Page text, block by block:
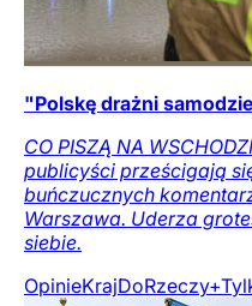
"Polskę drażni
CO PISZĄ NA
publicyści prześcigają
buńczucznych
Warszawa. Uderza
siebie.
OpinieKrajDoRzeczy+